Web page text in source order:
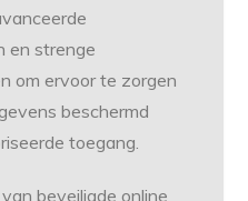
en strenge
om ervoor te zorgen
beschermd
toegang.
beveiligde online